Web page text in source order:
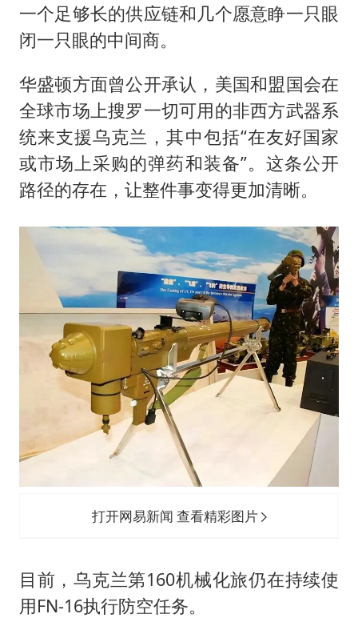
一个足够长的供应链和几个愿意睁一只眼
闭一只眼的中间商。
华盛顿方面曾公开承认，美国和盟国会在
全球市场上搜罗一切可用的非西方武器系
统来支援乌克兰，其中包括“在友好国家
或市场上采购的弹药和装备”。这条公开
路径的存在，让整件事变得更加清晰。
打开网易新闻 查看精彩图片
目前，乌克兰第160机械化旅仍在持续使
用FN-16执行防空任务。